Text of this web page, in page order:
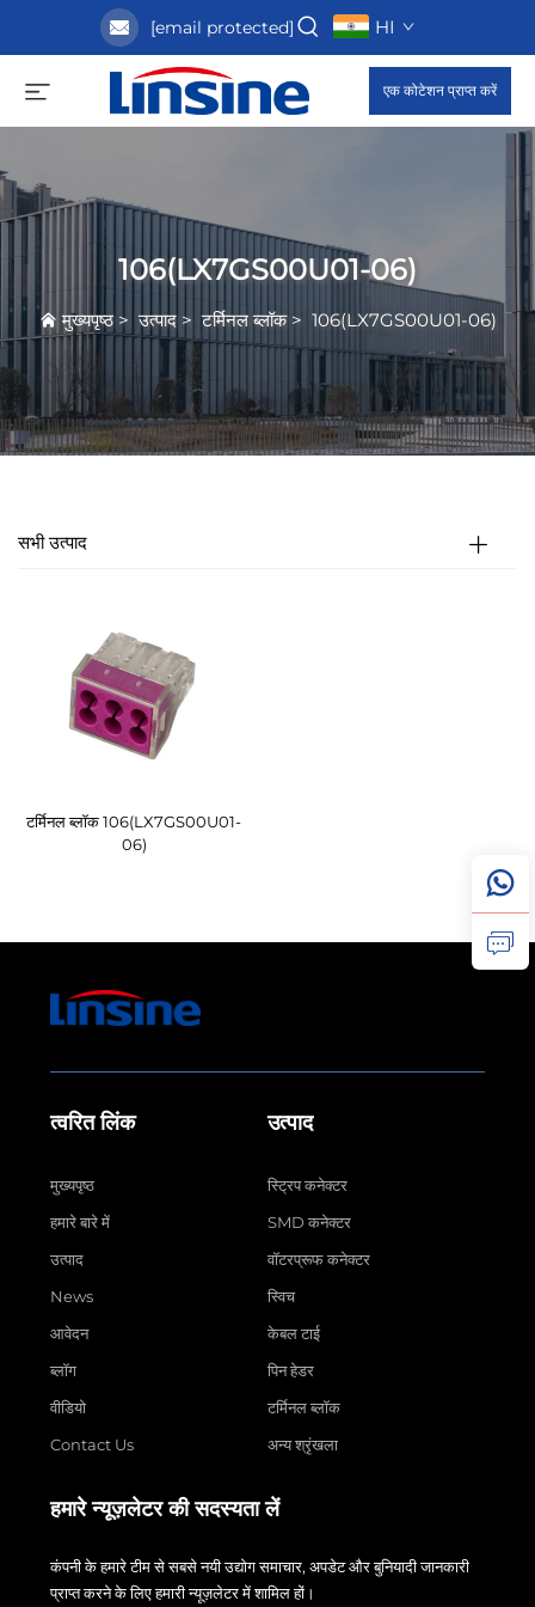
[email protected] HI
एक कोटेशन प्राप्त करें
106(LX7GS00U01-06)
मुख्यपृष्ठ>उत्पाद>टर्मिनल ब्लॉक> 106(LX7GS00U01-06)
सभी उत्पाद
टर्मिनल ब्लॉक 106(LX7GS00U01-
06)
त्वरित लिंक
मुख्यपृष्ठ
हमारे बारे में
उत्पाद
News
आवेदन
ब्लॉग
वीडियो
Contact Us
उत्पाद
स्ट्रिप कनेक्टर
SMD कनेक्टर
वॉटरप्रूफ कनेक्टर
स्विच
केबल टाई
पिन हेडर
टर्मिनल ब्लॉक
अन्य श्रृंखला
हमारे न्यूज़लेटर की सदस्यता लें
कंपनी के हमारे टीम से सबसे नयी उद्योग समाचार, अपडेट और बुनियादी जानकारी
प्राप्त करने के लिए हमारी न्यूज़लेटर में शामिल हों।